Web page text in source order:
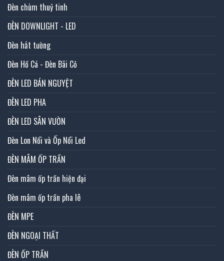
Đèn chùm thuỷ tinh
ĐÈN DOWNLIGHT - LED
Đèn hắt tường
Đèn Hồ Cá - Đèn Bãi Cỏ
ĐÈN LED BÁN NGUYỆT
ĐÈN LED PHA
ĐÈN LED SÂN VƯỜN
Đèn Lon Nổi và Ốp Nổi Led
ĐÈN MÂM ỐP TRẦN
Đèn mâm ốp trần hiện đại
Đèn mâm ốp trần pha lê
ĐÈN MPE
ĐÈN NGOẠI THẤT
ĐÈN ỐP TRẦN